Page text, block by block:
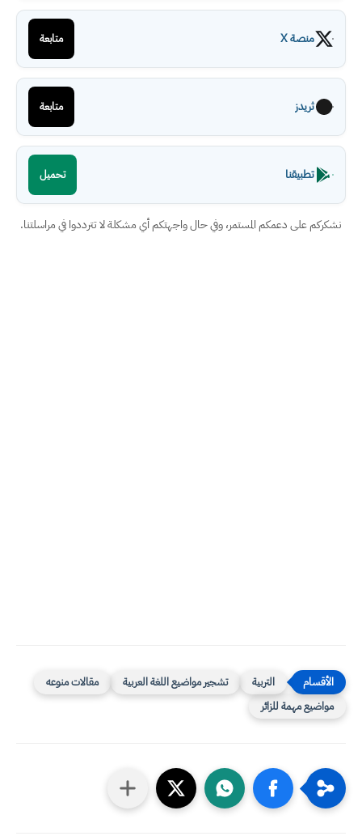
منصة X متابعة
ثريدز متابعة
تطبيقنا تحميل
نشكركم على دعمكم المستمر، وفي حال واجهتكم أي مشكلة لا تترددوا في مراسلتنا.
التربية تشجير مواضيع اللغة العربية
مقالات منوعه
مواضيع مهمة للزائر